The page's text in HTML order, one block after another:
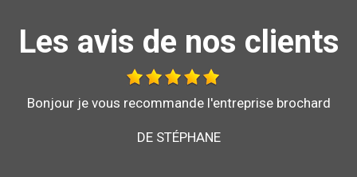
Les avis de nos clients
Bonjour je vous recommande l'entreprise brochard